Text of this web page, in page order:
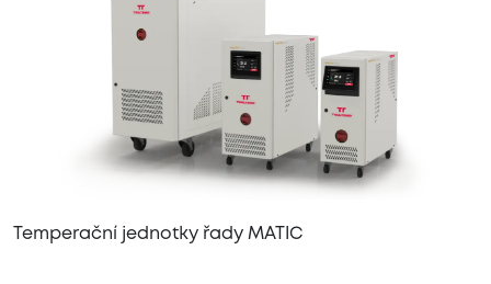
Temperační jednotky řady MATIC